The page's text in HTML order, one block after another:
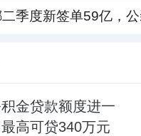
下的急救中心，还是
信赖的生命支持设备
疗装备只从西方流
金贷款额度进一
高可贷340万元